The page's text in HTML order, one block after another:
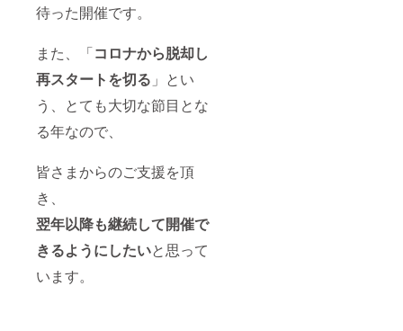
待った開催です。
また、「コロナから脱却し
再スタートを切る 」とい
う、とても大切な節目とな
る年なので、
皆さまからのご支援を頂
き、
翌年以降も継続して開催で
きるようにしたいと思って
います。